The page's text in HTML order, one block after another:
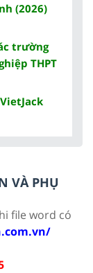
(2026)
trường
THPT
VÀ PHỤ
file word có